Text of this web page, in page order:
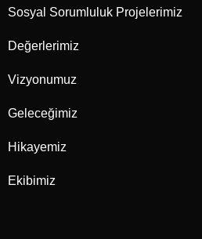
Sosyal Sorumluluk Projelerimiz
Değerlerimiz
Vizyonumuz
Geleceğimiz
Hikayemiz
Ekibimiz